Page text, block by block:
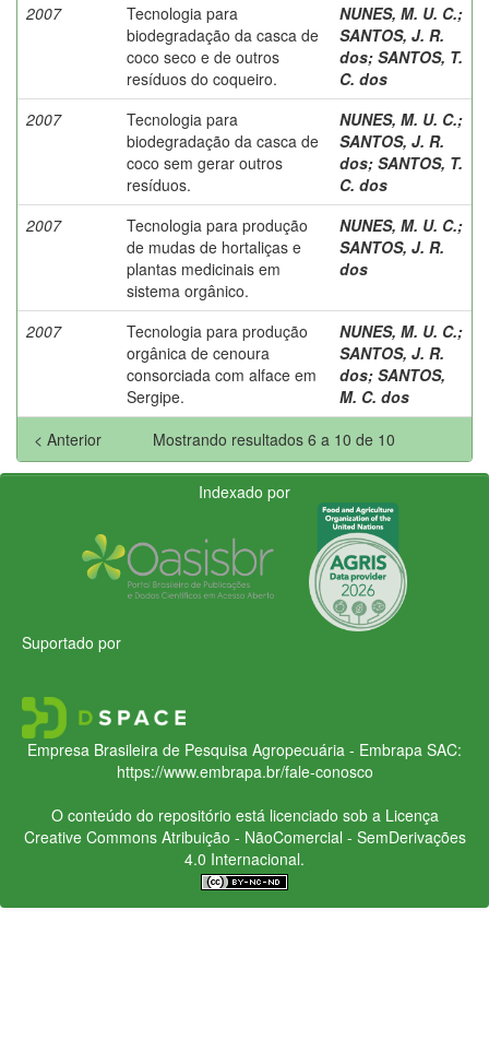
2007
Tecnologia para
biodegradação da casca de
coco seco e de outros
resíduos do coqueiro.
NUNES, M. U. C.;
SANTOS, J. R.
dos; SANTOS, T.
C. dos
2007
Tecnologia para
biodegradação da casca de
coco sem gerar outros
resíduos.
NUNES, M. U. C.;
SANTOS, J. R.
dos; SANTOS, T.
C. dos
2007
Tecnologia para produção
de mudas de hortaliças e
plantas medicinais em
sistema orgânico.
NUNES, M. U. C.;
SANTOS, J. R.
dos
2007
Tecnologia para produção
orgânica de cenoura
consorciada com alface em
Sergipe.
NUNES, M. U. C.;
SANTOS, J. R.
dos; SANTOS,
M. C. dos
Mostrando resultados 6 a 10 de 10
< Anterior
Indexado por
Suportado por
Empresa Brasileira de Pesquisa Agropecuária - Embrapa SAC:
https://www.embrapa.br/fale-conosco
O conteúdo do repositório está licenciado sob a Licença
Creative CommonsAtribuição - NãoComercial - SemDerivações
4.0 Internacional.